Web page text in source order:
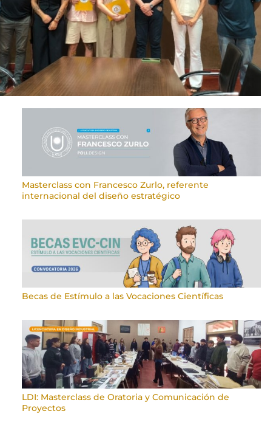
Masterclass con Francesco Zurlo, referente
internacional del diseño estratégico
Becas de Estímulo a las Vocaciones Científicas
LDI: Masterclass de Oratoria y Comunicación de
Proyectos